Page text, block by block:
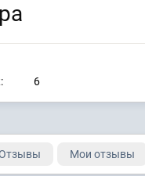
6
Мои отзывы